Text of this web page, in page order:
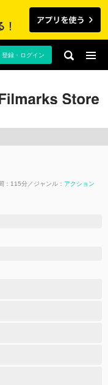
登録・ログイン
：115分 ジャンル： アクション